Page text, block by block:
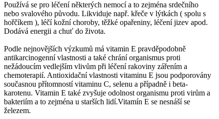
Používá se pro léčení některých nemocí a to zejména srdečního
nebo svalového původu. Likviduje např. křeče v lýtkách ( spolu s
hořčíkem ), léčí kožní choroby, těžké opařeniny, léčení jizev apod.
Dodává energii a chuť do života.
Podle nejnovějších výzkumů má vitamin E pravděpodobně
antikarcinogenní vlastnosti a také chrání organismus proti
nežádoucím vedlejším vlivům při léčení rakoviny zářením a
chemoterapií. Antioxidační vlastnosti vitaminu E jsou podporovány
současnou přítomností vitaminu C, selenu a případně i beta-
karotenu. Vitamin E také zvyšuje odolnost organismu proti virům a
bakteriím a to zejména u starších lidí.Vitamín E se nesnáší se
železem.